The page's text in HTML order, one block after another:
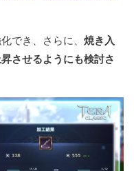
でき、さらに、 焼き入
させるようにも検討さ